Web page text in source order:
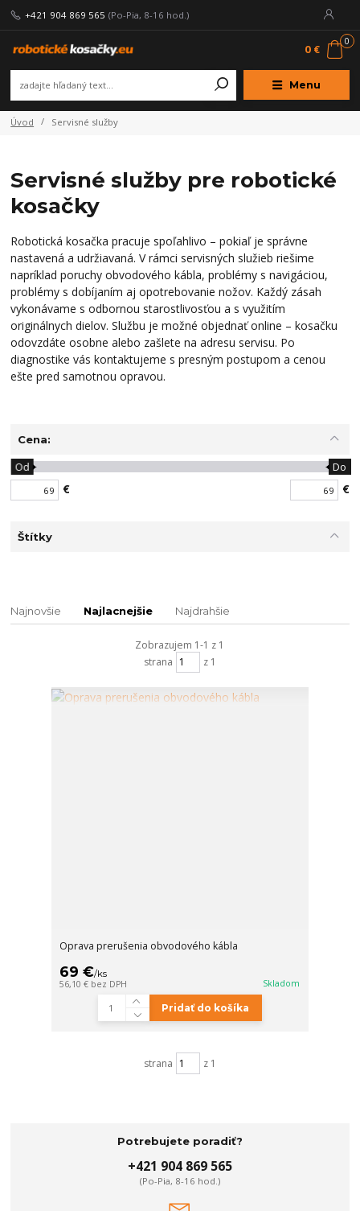
Menu
+421 904 869 565 (Po-Pia, 8-16 hod.)
0
0 €
Úvod Servisné služby
Servisné služby pre robotické
kosačky
Robotická kosačka pracuje spoľahlivo – pokiaľ je správne
nastavená a udržiavaná. V rámci servisných služieb riešime
napríklad poruchy obvodového kábla, problémy s navigáciou,
problémy s dobíjaním aj opotrebovanie nožov. Každý zásah
vykonávame s odbornou starostlivosťou a s využitím
originálnych dielov. Službu je možné objednať online – kosačku
odovzdáte osobne alebo zašlete na adresu servisu. Po
diagnostike vás kontaktujeme s presným postupom a cenou
ešte pred samotnou opravou.
Cena:
€
Od Do
€
Štítky
Najnovšie Najlacnejšie Najdrahšie
Zobrazujem 1-1 z 1
strana
z 1
Oprava prerušenia obvodového kábla
69 €/ks
56,10 € bez DPH Skladom
Pridať do košíka
strana z 1
Potrebujete poradiť?
+421 904 869 565
(Po-Pia, 8-16 hod.)